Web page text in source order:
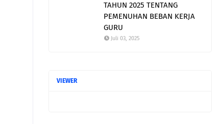
TAHUN 2025 TENTANG
PEMENUHAN BEBAN KERJA
GURU
Juli 03, 2025
VIEWER